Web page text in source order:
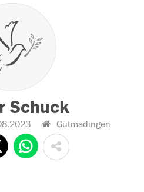
Schuck
Gutmadingen